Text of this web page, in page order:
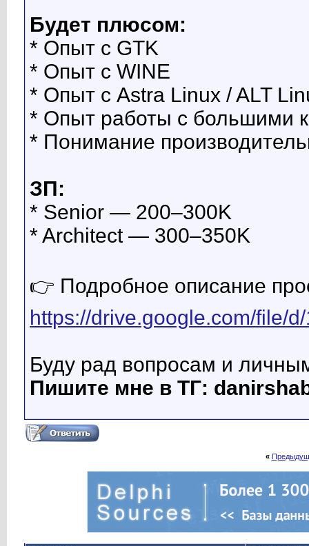
Будет плюсом:
* Опыт с GTK
* Опыт с WINE
* Опыт с Astra Linux / ALT
* Опыт работы с большими
* Понимание
ЗП:
* Senior — 200–300K
* Architect — 300–350K
👉 Подробное описание
https://drive.google.com/file/
Буду рад вопросам и
Пишите мне в ТГ:
«